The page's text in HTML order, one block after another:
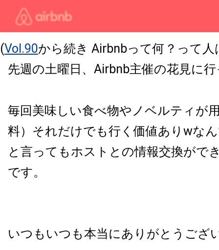
(Vol.90から続き Airbnbって何？って
先週の土曜日、Airbnb主催の花見に
毎回美味しい食べ物やノベルティが
料）それだけでも行く価値ありwな
と言ってもホストとの情報交換がで
です。
いつもいつも本当にありがとうござ